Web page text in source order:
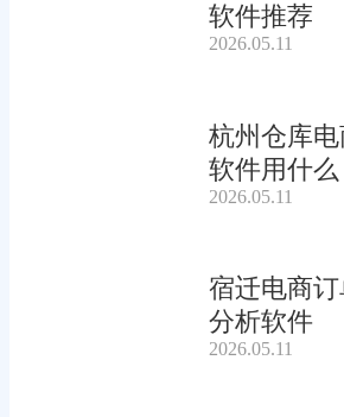
软件推荐
2026.05.11
杭州仓库
软件用什么
2026.05.11
宿迁电商
分析软件
2026.05.11